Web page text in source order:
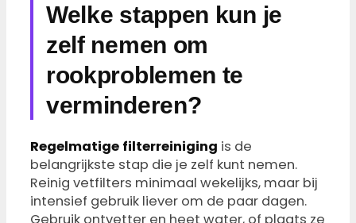
Welke stappen kun je
zelf nemen om
rookproblemen te
verminderen?
Regelmatige filterreiniging is de
belangrijkste stap die je zelf kunt nemen.
Reinig vetfilters minimaal wekelijks, maar bij
intensief gebruik liever om de paar dagen.